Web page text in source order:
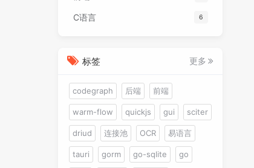
C语言 6
标签 更多
codegraph 后端 前端
warm-flow quickjs gui sciter
driud 连接池 OCR 易语言
tauri gorm go-sqlite go